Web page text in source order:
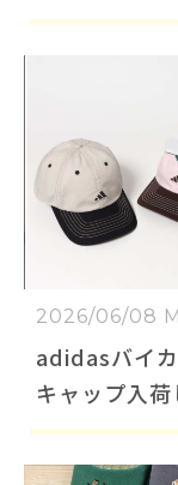
ン！
2026/06/08
adidasバイ
キャップ入荷
た🧢